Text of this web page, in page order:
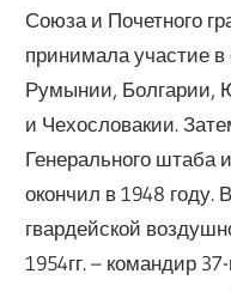
Союза и Почетного
принимала участие
Румынии, Болгарии,
и Чехословакии.
Генерального штаба
окончил в 1948 году.
гвардейской
1954гг. – командир